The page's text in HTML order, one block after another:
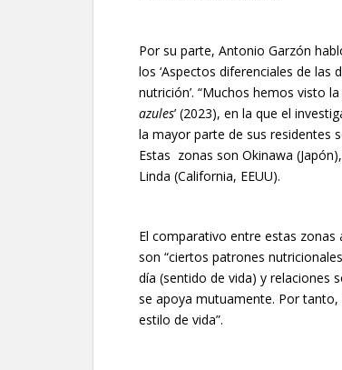
Por su parte, Antonio Garzón
los ‘Aspectos diferenciales de
nutrición’. “Muchos hemos visto
azules’ (2023), en la que el
la mayor parte de sus residentes
Estas zonas son Okinawa
Linda (California, EEUU).
El comparativo entre estas
son “ciertos patrones
día (sentido de vida) y relaciones
se apoya mutuamente. Por
estilo de vida”.